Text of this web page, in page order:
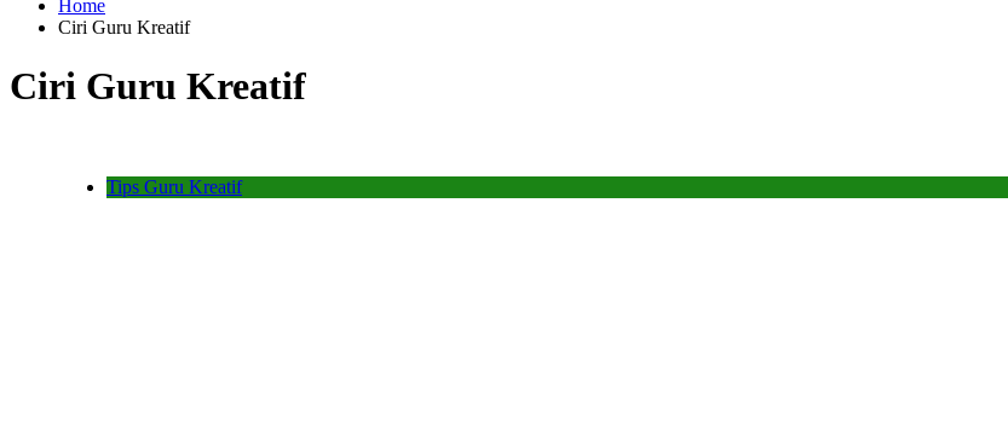
Home
Ciri Guru Kreatif
Ciri Guru Kreatif
Tips Guru Kreatif